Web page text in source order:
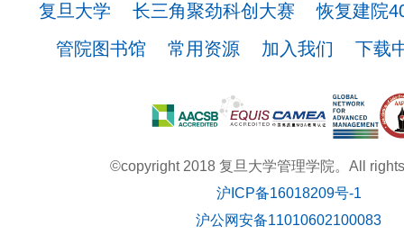
复旦大学 长三角聚劲科创大赛
恢复建院
管院图书馆
常用资源 加入我们 下载
©copyright 2018 复旦大学管理学院。All
沪ICP备16018209号-1
沪公网安备11010602100083